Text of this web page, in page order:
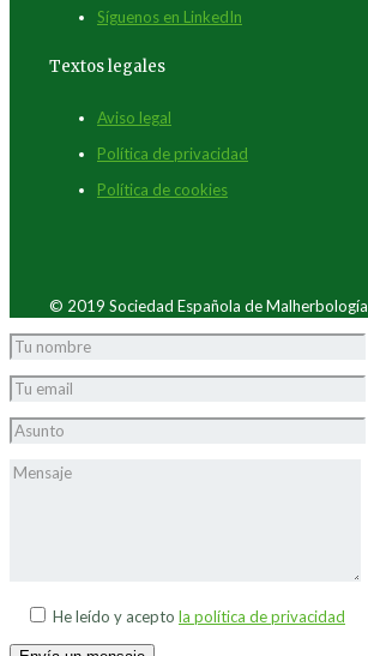
Síguenos en LinkedIn
Textos legales
Aviso legal
Política de privacidad
Política de cookies
© 2019 Sociedad Española de Malherbología
He leído y acepto la política de privacidad